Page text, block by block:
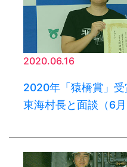
2020.06.16
2020年「猿橋賞」
東海村長と面談（6月